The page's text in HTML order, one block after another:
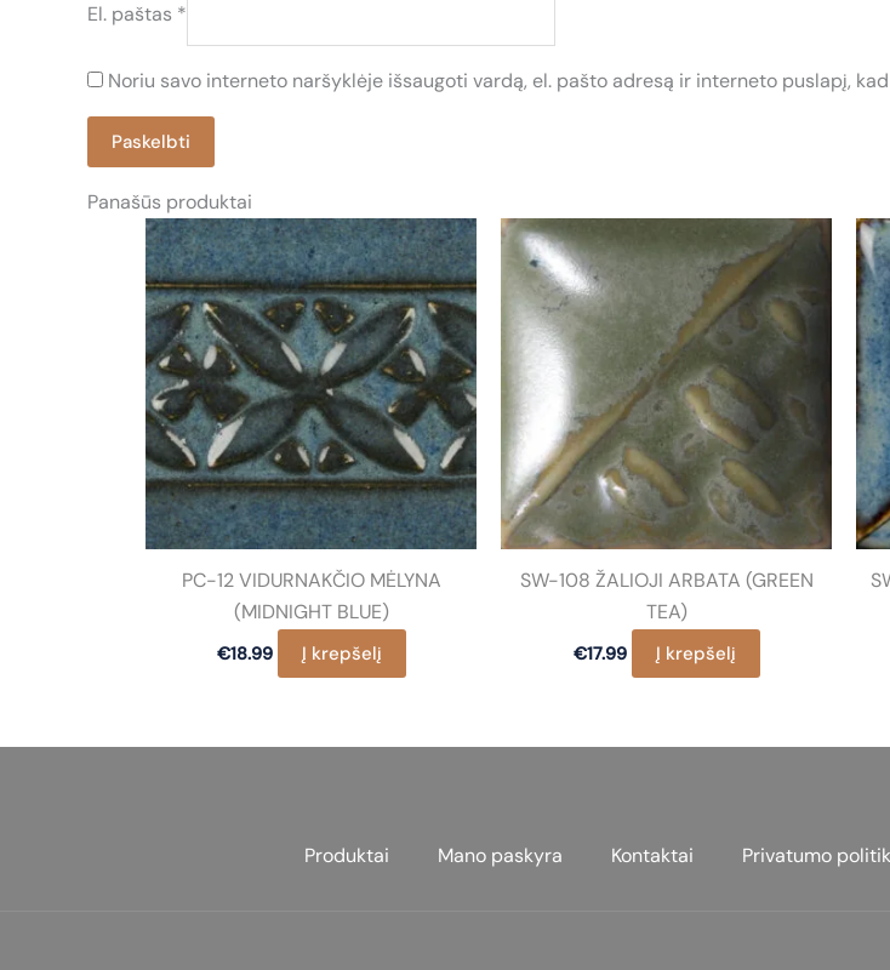
El. paštas *
Noriu savo interneto naršyklėje išsaugoti vardą, el. pašto adresą ir interneto puslapį,
Panašūs produktai
PC-12 VIDURNAKČIO MĖLYNA
(MIDNIGHT BLUE)
€18.99 Į krepšelį
SW-108 ŽALIOJI ARBATA (GREEN
TEA)
€17.99 Į krepšelį
Produktai Mano paskyra Kontaktai Privatumo